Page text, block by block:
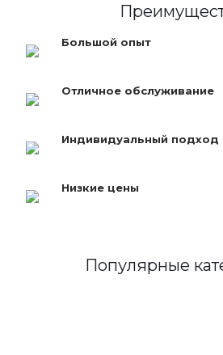
Большой опыт
Отличное обслуживание
Индивидуальный подход
Низкие цены
Популярные